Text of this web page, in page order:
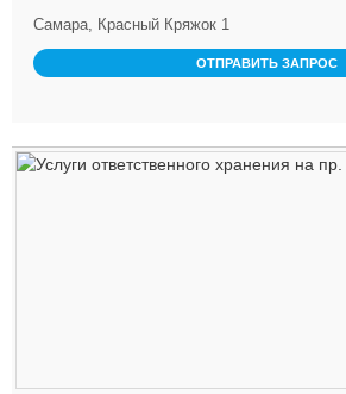
Самара, Красный Кряжок 1
ОТПРАВИТЬ ЗАПРОС